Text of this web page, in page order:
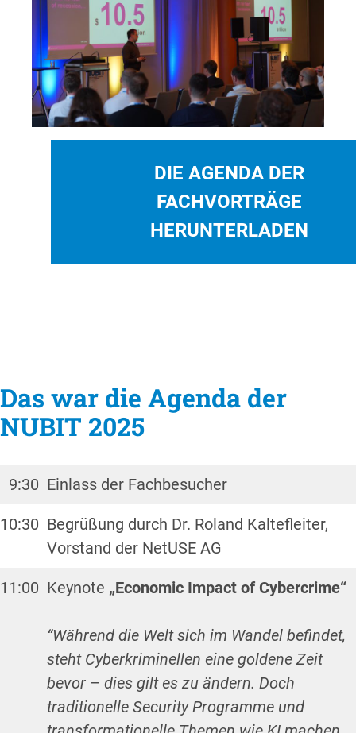
DIE AGENDA DER
FACHVORTRÄGE
HERUNTERLADEN
Das war die Agenda der
NUBIT 2025
9:30 Einlass der Fachbesucher
10:30 Begrüßung durch Dr. Roland Kaltefleiter,
Vorstand der NetUSE AG
11:00 Keynote „Economic Impact of Cybercrime“
“Während die Welt sich im Wandel befindet,
steht Cyberkriminellen eine goldene Zeit
bevor – dies gilt es zu ändern. Doch
traditionelle Security Programme und